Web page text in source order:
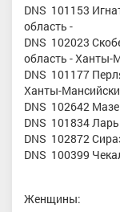
DNS 101153
область -
DNS 102023
область - Ханты-
DNS 101177
Ханты-
DNS 102642
DNS 101834
DNS 102872
DNS 100399
Женщины: